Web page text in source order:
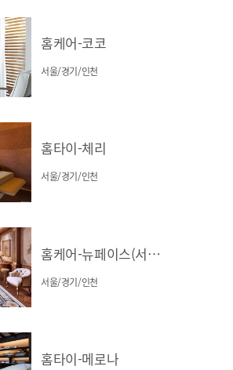
홈케어-코코
서울/경기/인천
홈타이-체리
서울/경기/인천
홈케어-뉴페이스(서울/경기/인천)
서울/경기/인천
홈타이-메로나